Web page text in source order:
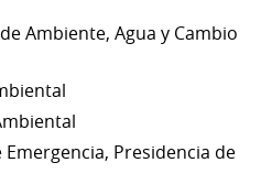
Ambiente, Agua y Cambio
Presidencia de